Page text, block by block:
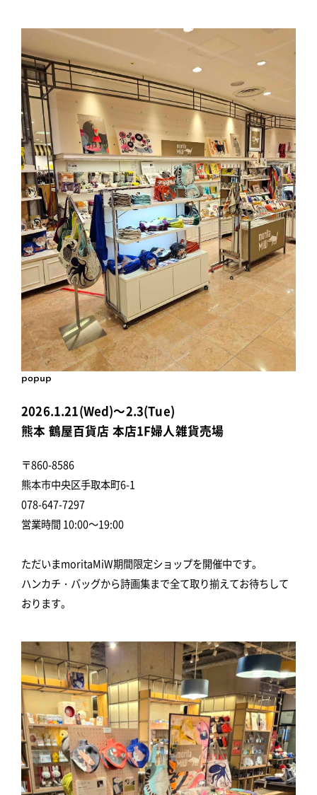
popup
2026.1.21(Wed)～2.3(Tue)
熊本 鶴屋百貨店 本店1F婦人雑貨売場
〒860-8586
熊本市中央区手取本町6-1
078-647-7297
営業時間 10:00～19:00
ただいまmoritaMiW期間限定ショップを開催中です。
ハンカチ・バッグから詩画集まで全て取り揃えてお待ちして
おります。